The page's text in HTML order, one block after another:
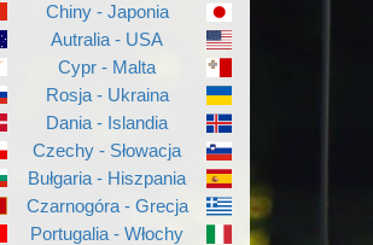
Chiny - Japonia
Autralia - USA
Cypr - Malta
Rosja - Ukraina
Dania - Islandia
Czechy - Słowacja
Bułgaria - Hiszpania
Czarnogóra - Grecja
Portugalia - Włochy